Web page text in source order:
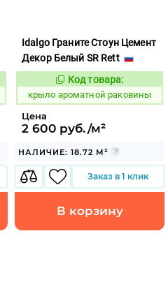
Idalgo Граните Стоун Цемент
Декор Белый SR Rett
828453
Код товара:
крыло ароматной раковины
Цена
2 600 руб./м²
НАЛИЧИЕ: 18.72 М²
Заказ в 1 клик
В корзину